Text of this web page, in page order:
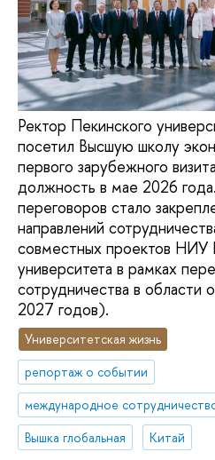
Ректор Пекинского
посетил Высшую школу
первого зарубежного
должность в мае 2026
переговоров стало
направлений
совместных проектов
университета в рамках
сотрудничества в области
2027 годов).
Университетская жизнь
репортаж о событии
международное
Вышка глобальная
Китай